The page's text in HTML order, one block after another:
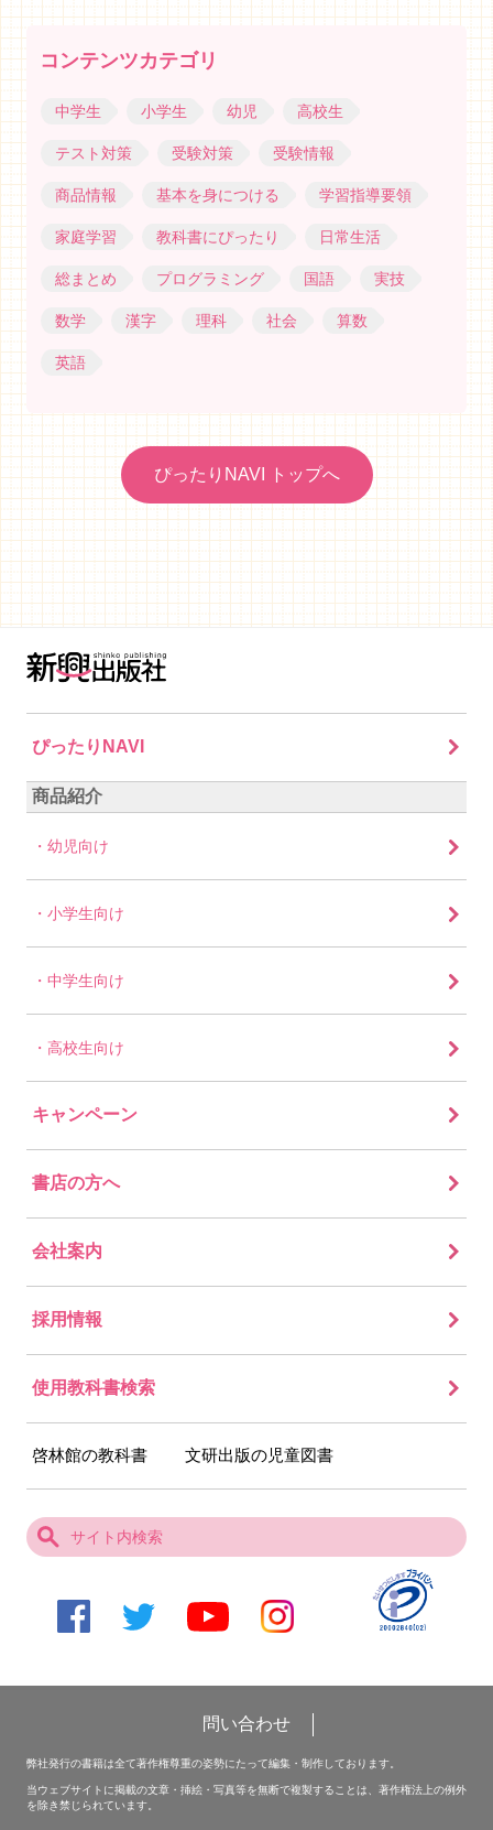
コンテンツカテゴリ
中学生 小学生 幼児 高校生
テスト対策 受験対策 受験情報
商品情報 基本を身につける 学習指導要領
家庭学習 教科書にぴったり 日常生活
総まとめ プログラミング 国語 実技
数学 漢字 理科 社会 算数
英語
ぴったりNAVI トップへ
ぴったりNAVI
商品紹介
幼児向け
小学生向け
中学生向け
高校生向け
キャンペーン
書店の方へ
会社案内
採用情報
使用教科書検索
啓林館の教科書 文研出版の児童図書
問い合わせ
弊社発行の書籍は全て著作権尊重の姿勢にたって編集・制作しております。
当ウェブサイトに掲載の文章・挿絵・写真等を無断で複製することは、著作権法上の例外
を除き禁じられています。